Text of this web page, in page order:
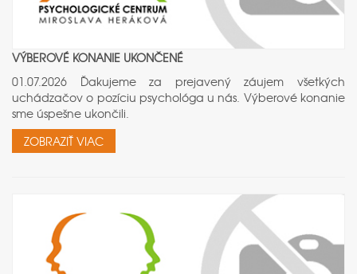
VÝBEROVÉ KONANIE UKONČENÉ
01.07.2026 Ďakujeme za prejavený záujem všetkých
uchádzačov o pozíciu psychológa u nás. Výberové konanie
sme úspešne ukončili.
ZOBRAZIŤ VIAC